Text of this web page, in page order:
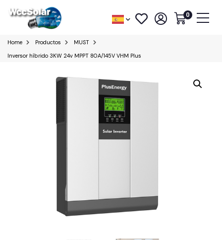
0
Home Productos
MUST
Inversor híbrido 3KW 24v MPPT 80A/145V VHM Plus